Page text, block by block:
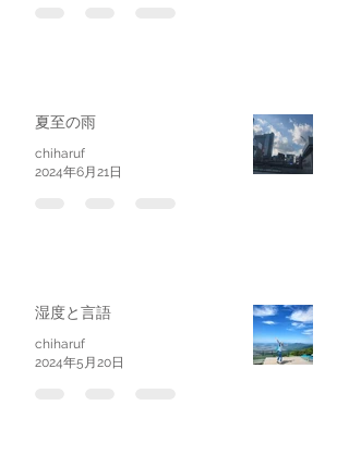
夏至の雨
chiharuf
2024年6月21日
湿度と言語
chiharuf
2024年5月20日